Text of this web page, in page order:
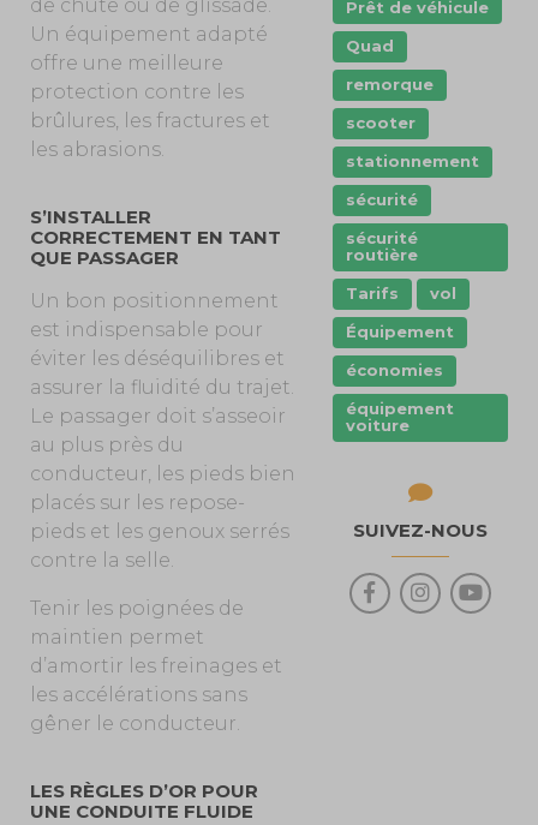
de chute ou de glissade.
Un équipement adapté
offre une meilleure
protection contre les
brûlures, les fractures et
les abrasions.
S’INSTALLER
CORRECTEMENT EN TANT
QUE PASSAGER
Un bon positionnement
est indispensable pour
éviter les déséquilibres et
assurer la fluidité du trajet.
Le passager doit s’asseoir
au plus près du
conducteur, les pieds bien
placés sur les repose-
pieds et les genoux serrés
contre la selle.
Tenir les poignées de
maintien permet
d’amortir les freinages et
les accélérations sans
gêner le conducteur.
LES RÈGLES D’OR POUR
UNE CONDUITE FLUIDE
Prêt de véhicule
Quad
remorque
scooter
stationnement
sécurité
sécurité
routière
Tarifs
vol
Équipement
économies
équipement
voiture
SUIVEZ-NOUS